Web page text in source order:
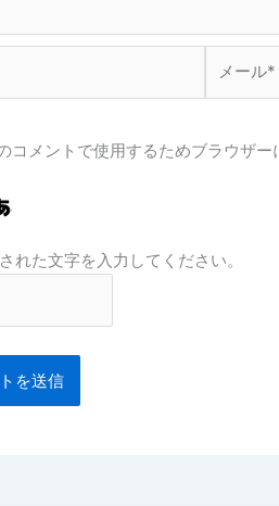
ー
コメントで使用するためブラウザ
れた文字を入力してください。